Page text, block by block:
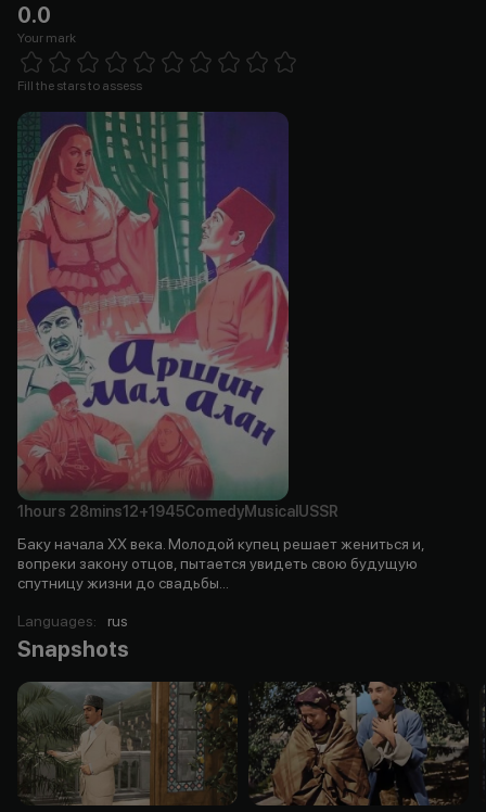
0.0
Your mark
1 Star 2 Stars 3 Stars
Fill the stars to assess
1hours 28mins12+1945ComedyMusical USSR
Баку начала ХХ века. Молодой купец решает жениться и,
вопреки закону отцов, пытается увидеть свою будущую
спутницу жизни до свадьбы...
Languages: rus
Snapshots